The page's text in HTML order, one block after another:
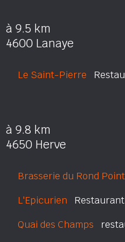
à 9.5 km
4600 Lanaye
Le Saint-Pierre
à 9.8 km
4650 Herve
Brasserie du Rond Point
L'Epicurien Restaurant
Quai des Champs